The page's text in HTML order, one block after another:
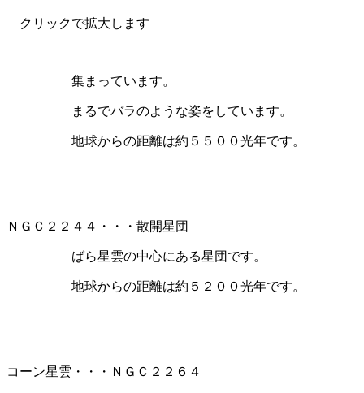
クリックで拡大します
集まっています。
まるでバラのような姿をしています。
地球からの距離は約５５００光年です。
ＮＧＣ２２４４・・・散開星団
ばら星雲の中心にある星団です。
地球からの距離は約５２００光年です。
コーン星雲・・・ＮＧＣ２２６４